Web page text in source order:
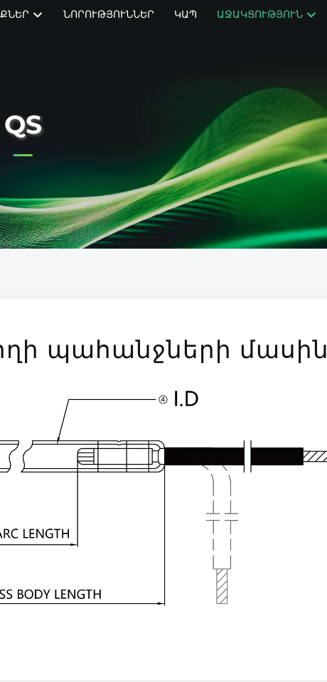
ՆՈՐՈՒԹՅՈՒՆՆԵՐ ԿԱՊ ԱՋԱԿՑՈՒԹՅՈՒՆ
QS
պահանջների մասին